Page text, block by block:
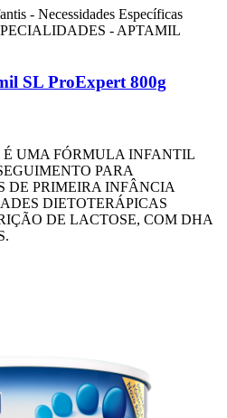
- Necessidades Específicas
- APTAMIL
SL ProExpert 800g
É UMA FÓRMULA INFANTIL
PARA
DE PRIMEIRA INFÂNCIA
DIETOTERÁPICAS
DE LACTOSE, COM DHA